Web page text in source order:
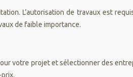
L’autorisation de travaux est
de faible importance.
votre projet et sélectionner des